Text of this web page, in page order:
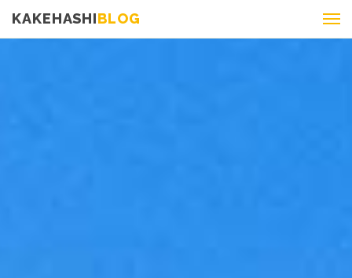
KAKEHASHIBLOG